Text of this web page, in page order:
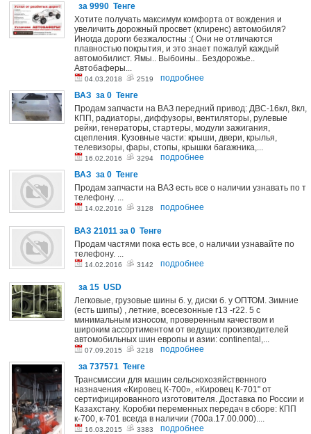
за 9990 Тенге
Хотите получать максимум комфорта от вождения и
увеличить дорожный просвет (клиренс) автомобиля?
Иногда дороги безжалостны :( Они не отличаются
плавностью покрытия, и это знает пожалуй каждый
автомобилист. Ямы.. Выбоины.. Бездорожье..
Автобаферы...
04.03.2018 2519
подробнее
ВАЗ за 0 Тенге
Продам запчасти на ВАЗ передний привод: ДВС-16кл, 8кл,
КПП, радиаторы, диффузоры, вентиляторы, рулевые
рейки, генераторы, стартеры, модули зажигания,
сцепления. Кузовные части: крыши, двери, крылья,
телевизоры, фары, стопы, крышки багажника,...
16.02.2016 3294
подробнее
ВАЗ за 0 Тенге
Продам запчасти на ВАЗ есть все о наличии узнавать по т
телефону. ...
14.02.2016 3128 подробнее
ВАЗ 21011 за 0 Тенге
Продам частями пока есть все, о наличии узнавайте по
телефону. ...
14.02.2016 3142 подробнее
за 15 USD
Легковые, грузовые шины б. у, диски б. у ОПТОМ. Зимние
(есть шипы) , летние, всесезонные r13 -r22. 5 с
минимальным износом, проверенным качеством и
широким ассортиментом от ведущих производителей
автомобильных шин европы и азии: continental,...
07.09.2015 3218
подробнее
за 737571 Тенге
Трансмиссии для машин сельскохозяйственного
назначения «Кировец К-700», «Кировец К-701" от
сертифицированного изготовителя. Доставка по России и
Казахстану. Коробки переменных передач в сборе: КПП
к-700, к-701 всегда в наличии (700a.17.00.000)....
16.03.2015 3383 подробнее